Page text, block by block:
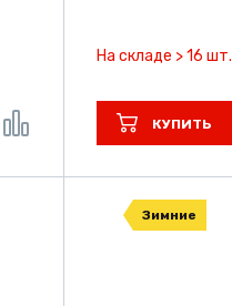
На складе > 16 шт.
КУПИТЬ
Зимние